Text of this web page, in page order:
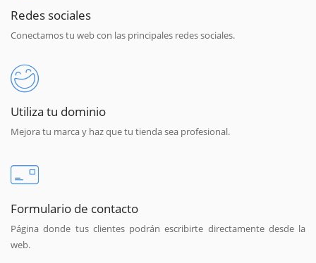
Redes sociales
Conectamos tu web con las principales redes sociales.
Utiliza tu dominio
Mejora tu marca y haz que tu tienda sea profesional.
Formulario de contacto
Página donde tus clientes podrán escribirte directamente desde la
web.